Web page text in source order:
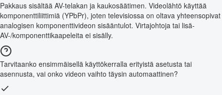
Pakkaus sisältää AV-telakan ja kaukosäätimen. Videolähtö käyttää
komponenttiliittimiä (YPbPr), joten televisiossa on oltava yhteensopivat
analogisen komponenttivideon sisääntulot. Virtajohtoja tai lisä-
AV-/komponenttikaapeleita ei sisälly.
Tarvitaanko ensimmäisellä käyttökerralla erityistä asetusta tai
asennusta, vai onko videon vaihto täysin automaattinen?